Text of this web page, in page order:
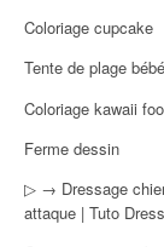
Coloriage cupcake
Tente de plage bébé
Coloriage kawaii
Ferme dessin
▷ → Dressage
attaque | Tuto